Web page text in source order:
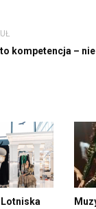
kompetencja –
Lotniska